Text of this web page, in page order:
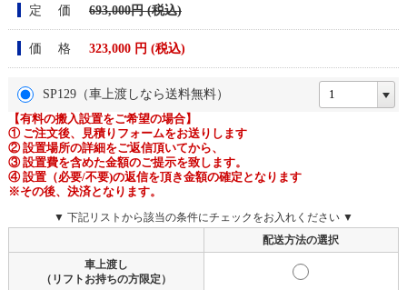
定 価 693,000円 (税込)
価 格 323,000円 (税込)
SP129（車上渡しなら送料無料）
【有料の搬入設置をご希望の場合】
① ご注文後、見積りフォームをお送りします
② 設置場所の詳細をご返信頂いてから、
③ 設置費を含めた金額のご提示を致します。
④ 設置（必要/不要)の返信を頂き金額の確定となります
※その後、決済となります。
▼ 下記リストから該当の条件にチェックをお入れください ▼
配送方法の選択
車上渡し
（リフトお持ちの方限定）